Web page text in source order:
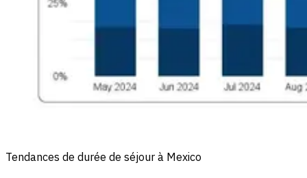
Tendances de durée de séjour à Mexico